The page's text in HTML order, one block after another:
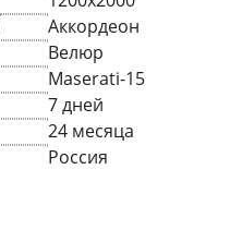
Аккордеон
Велюр
Maserati-15
7 дней
24 месяца
Россия